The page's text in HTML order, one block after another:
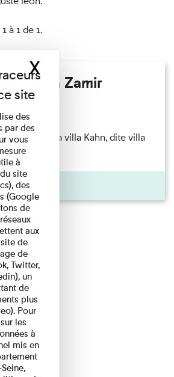
à 1 de 1.
- Villa Zamir
nord-est de la villa Kahn, dite villa
...
des
par des
vous
à
site
des
(Google
de
aux
de
de
Twitter,
un
de
plus
Pour
les
à
mis en
XMasquer le